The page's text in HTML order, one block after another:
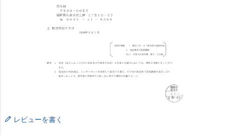
レビューを書く